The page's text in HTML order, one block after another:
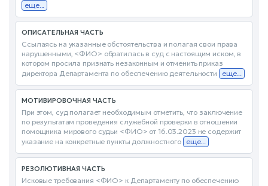
еще...
ОПИСАТЕЛЬНАЯ ЧАСТЬ
Ссылаясь на указанные обстоятельства и полагая свои права
нарушенными, <ФИО> обратилась в суд с настоящим иском, в
котором просила признать незаконным и отменить приказ
директора Департамента по обеспечению деятельности
еще...
МОТИВИРОВОЧНАЯ ЧАСТЬ
При этом, суд полагает необходимым отметить, что заключение
по результатам проведения служебной проверки в отношении
помощника мирового судьи <ФИО> от 16.03.2023 не содержит
указание на конкретные пункты должностного еще...
РЕЗОЛЮТИВНАЯ ЧАСТЬ
Исковые требования <ФИО> к Департаменту по обеспечению